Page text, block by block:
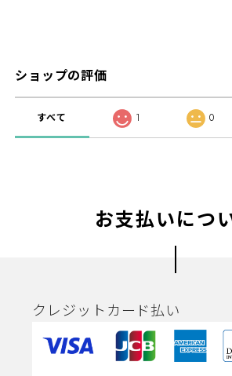
ショップの評価
すべて 1 0
お支払いにつ
クレジットカード払い